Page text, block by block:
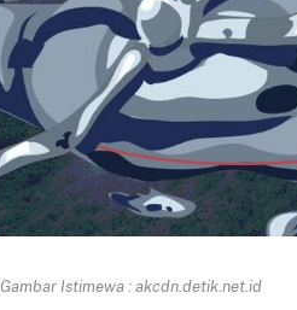
Gambar Istimewa : akcdn.detik.net.id